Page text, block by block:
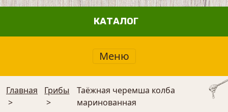
КАТАЛОГ
Меню
Главная
>
Грибы
>
Таёжная черемша колба
маринованная